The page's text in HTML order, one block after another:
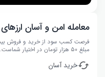
معامله امن و آسان
مبلغ ۵۰ هزار تومان در اختیار شماست.
خرید آسان